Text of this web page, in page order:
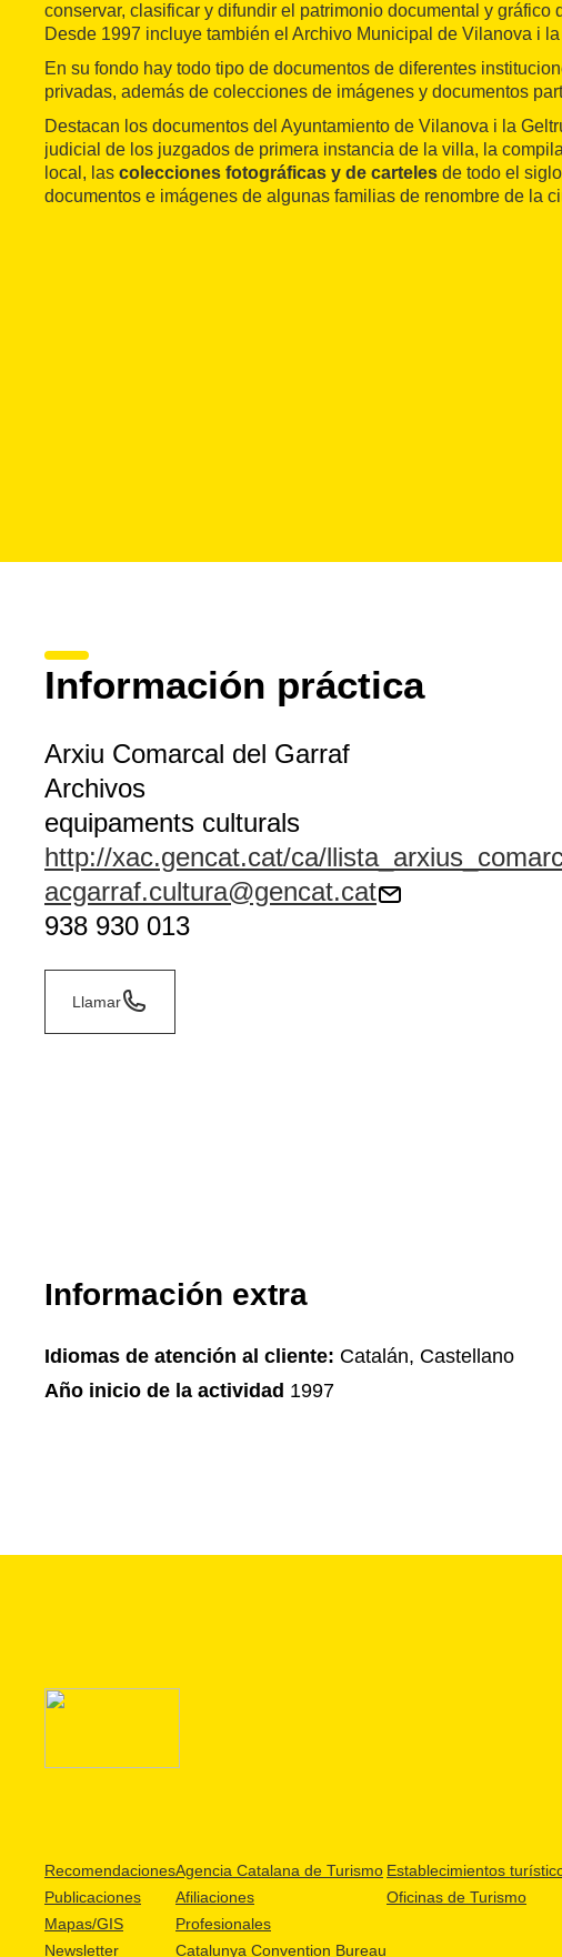
conservar, clasificar y difundir el patrimonio documental y gráfico
Desde 1997 incluye también el Archivo Municipal de Vilanova i la
En su fondo hay todo tipo de documentos de diferentes
privadas, además de colecciones de imágenes y documentos
Destacan los documentos del Ayuntamiento de Vilanova i la
judicial de los juzgados de primera instancia de la villa, la
local, las colecciones fotográficas y de carteles de todo el
documentos e imágenes de algunas familias de renombre de la
Información práctica
Arxiu Comarcal del Garraf
Archivos
equipaments culturals
http://xac.gencat.cat/ca/
acgarraf.cultura@gencat.cat
938 930 013
Llamar
Información extra
Idiomas de atención al cliente: Catalán, Castellano
Año inicio de la actividad 1997
Recomendaciones
Publicaciones
Mapas/GIS
Newsletter
Agencia Catalana de Turismo
Afiliaciones
Profesionales
Catalunya Convention Bureau
Establecimientos
Oficinas de Turismo